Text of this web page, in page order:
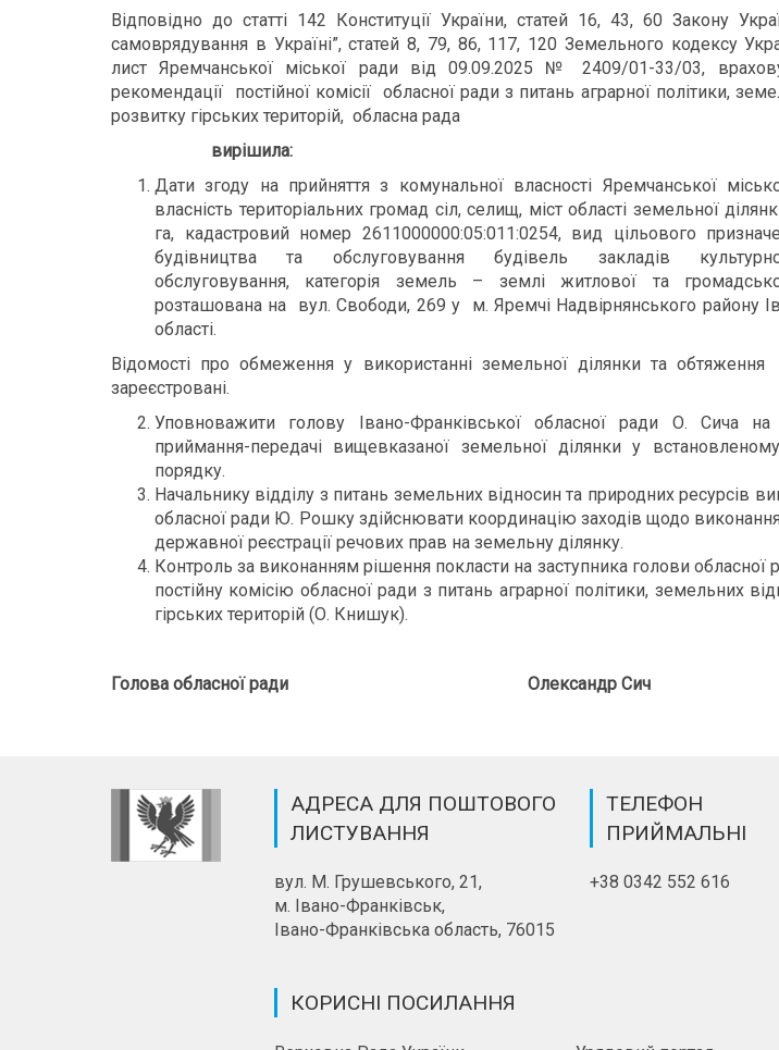
Відповідно до статті 142 Конституції України, статей 16, 43, 60 Закону
самоврядування в Україні”, статей 8, 79, 86, 117, 120 Земельного кодексу
лист Яремчанської міської ради від 09.09.2025 № 2409/01-33/03,
рекомендації постійної комісії обласної ради з питань аграрної політики,
розвитку гірських територій, обласна рада
вирішила:
Дати згоду на прийняття з комунальної власності Яремчанської
власність територіальних громад сіл, селищ, міст області земельної
га, кадастровий номер 2611000000:05:011:0254, вид цільового
будівництва та обслуговування будівель закладів культурно-
обслуговування, категорія земель – землі житлової та
розташована на вул. Свободи, 269 у м. Яремчі Надвірнянського району
області.
Відомості про обмеження у використанні земельної ділянки та
зареєстровані.
Уповноважити голову Івано-Франківської обласної ради О. Сича на
приймання-передачі вищевказаної земельної ділянки у
порядку.
Начальнику відділу з питань земельних відносин та природних ресурсів
обласної ради Ю. Рошку здійснювати координацію заходів щодо
державної реєстрації речових прав на земельну ділянку.
Контроль за виконанням рішення покласти на заступника голови обласної
постійну комісію обласної ради з питань аграрної політики, земельних
гірських територій (О. Книшук).
Голова обласної ради Олександр Сич
АДРЕСА ДЛЯ ПОШТОВОГО
ЛИСТУВАННЯ
вул. М. Грушевського, 21,
м. Івано-Франківськ,
Івано-Франківська область, 76015
ТЕЛЕФОН
ПРИЙМАЛЬНІ
+38 0342 552 616
КОРИСНІ ПОСИЛАННЯ